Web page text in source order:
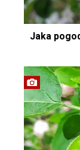
Jaka